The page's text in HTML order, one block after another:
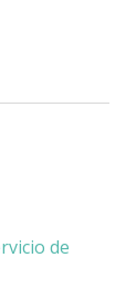
de